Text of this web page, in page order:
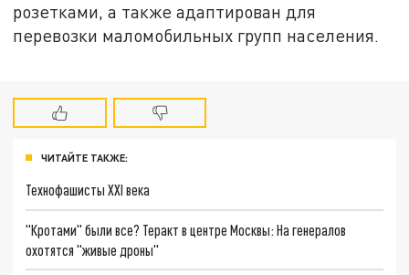
розетками, а также адаптирован для
перевозки маломобильных групп населения.
ЧИТАЙТЕ ТАКЖЕ:
Технофашисты XXI века
"Кротами" были все? Теракт в центре Москвы: На генералов
охотятся "живые дроны"